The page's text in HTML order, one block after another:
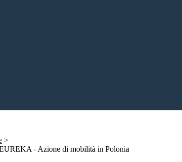
>
- Azione di mobilità in Polonia